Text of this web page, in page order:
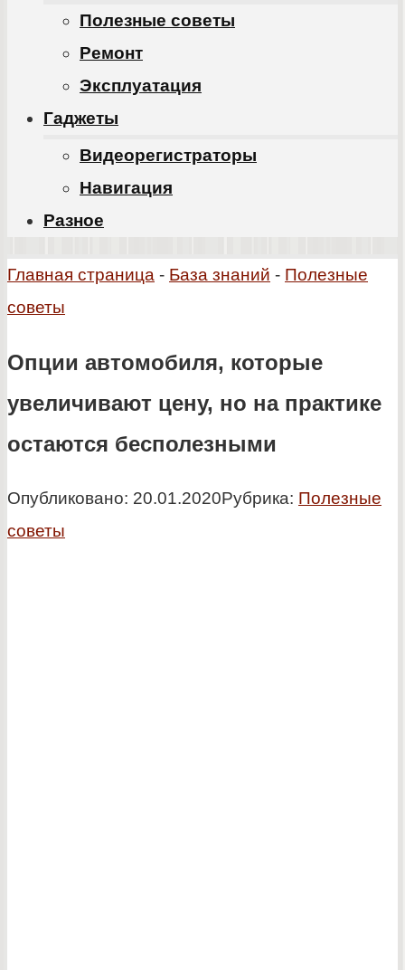
Полезные советы
Ремонт
Эксплуатация
Гаджеты
Видеорегистраторы
Навигация
Разное
Главная страница - База знаний - Полезные
советы
Опции автомобиля, которые
увеличивают цену, но на практике
остаются бесполезными
Опубликовано: 20.01.2020Рубрика: Полезные
советы